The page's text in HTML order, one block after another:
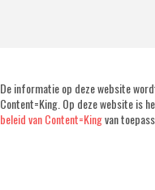
De informatie op deze website
Content=King. Op deze website is
beleid van Content=Kingvan